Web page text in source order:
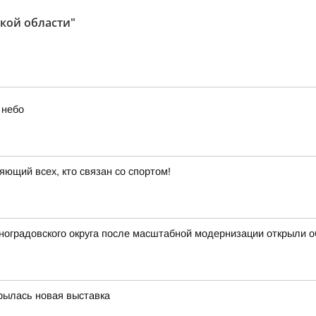
oбласти"
всех, кто связан со спортом!
округа после масштабной модернизации
новая выставка